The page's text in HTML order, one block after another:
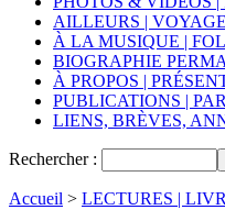
AILLEURS |
À LA MUSIQUE |
BIOGRAPHIE
À PROPOS |
PUBLICATIONS |
LIENS, BRÈVES,
Rechercher :
Accueil > LECTURES |